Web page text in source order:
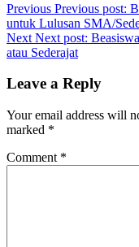
Previous Previous post:
untuk Lulusan SMA/
Next Next post:
atau Sederajat
Leave a Reply
Your email address will
marked *
Comment *